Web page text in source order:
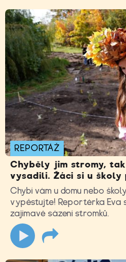
REPORTÁŽ
Chyběly jim stromy,
vysadili. Žáci si u
Chybí vám u domu nebo
vypěstujte! Reportérka Eva
zajímavé sázení stromků.